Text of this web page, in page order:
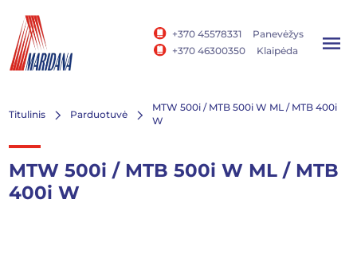
+370 45578331
Panevėžys
+370 46300350
Klaipėda
Titulinis Parduotuvė
MTW 500i / MTB 500i W ML / MTB 400i
W
MTW 500i / MTB 500i W ML / MTB
400i W